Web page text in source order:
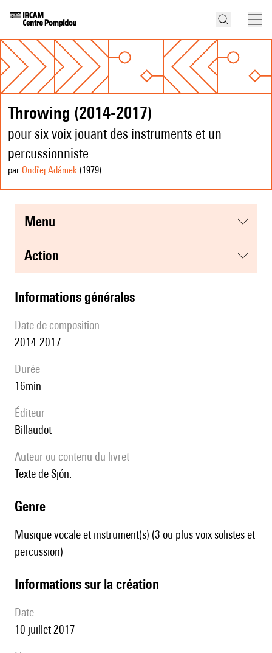
Throwing (2014-2017)
pour six voix jouant des instruments et un
percussionniste
par Ondřej Adámek (1979)
menu
action
informations générales
date de composition
2014-2017
durée
16min
éditeur
Billaudot
Auteur ou contenu du livret
Texte de Sjón.
genre
Musique vocale et instrument(s) (3 ou plus voix solistes et
percussion)
informations sur la création
date
10 juillet 2017